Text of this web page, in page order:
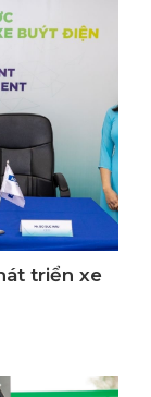
triển xe